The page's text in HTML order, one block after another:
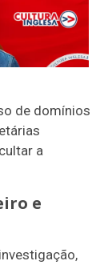
de domínios
a
e